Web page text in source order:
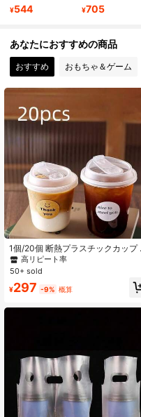
4.92 26 フォロワ
4.92 26 フォロワ
4.92 26 フォロ
¥544 ¥705
あなたにおすすめの商品
おすすめ おもちゃ＆ゲーム
1個/20個 断熱プラスチックカップ
付き、漏れ防止設計(ランダムステッ
カースタイル)、ミルクティー、コー
ています。飲料店のテイクアウト
プ、スタイリッシュで実用的。
高リピート率
50+ sold
¥297 -9% 概算